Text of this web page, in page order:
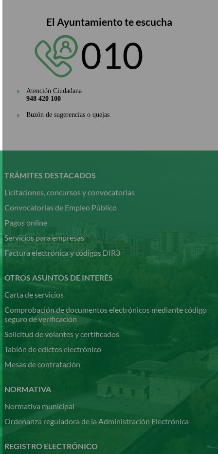
El Ayuntamiento te escucha
Atención Ciudadana
948 420 100
Buzón de sugerencias o quejas
contenido
TRÁMITES DESTACADOS
Licitaciones, concursos y convocatorias
Convocatorias de Empleo Público
Pagos online
Servicios para empresas
Factura electrónica y códigos DIR3
OTROS ASUNTOS DE INTERÉS
Carta de servicios
Comprobación de documentos electrónicos mediante código
seguro de verificación
Solicitud de volantes y certificados
Tablón de edictos electrónico
Mesas de contratación
NORMATIVA
Normativa municipal
Ordenanza reguladora de la Administración Electrónica
REGISTRO ELECTRÓNICO